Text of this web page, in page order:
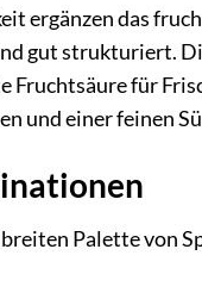
ergänzen das
gut strukturiert.
für
und einer feinen
Palette von